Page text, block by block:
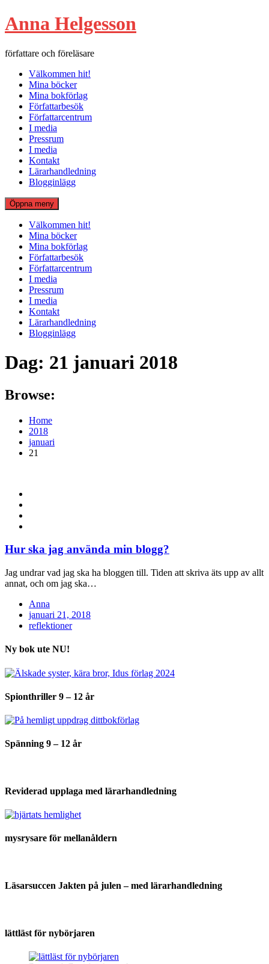
Hoppa
till
Anna Helgesson
författare och föreläsare
Välkommen hit!
Mina böcker
Mina bokförlag
Författarbesök
Författarcentrum
I media
Pressrum
I media
Kontakt
Lärarhandledning
Blogginlägg
Öppna meny
Välkommen hit!
Mina böcker
Mina bokförlag
Författarbesök
Författarcentrum
I media
Pressrum
I media
Kontakt
Lärarhandledning
Blogginlägg
Dag: 21 januari 2018
Browse:
Home
2018
januari
21
Hur ska jag använda min blogg?
Jag undrar vad jag ska ha bloggen till. Tiden att skriva äts upp av allt
annat, och om jag ska…
Anna
Posted
on
januari 21, 2018
reflektioner
Ny bok ute NU!
Spionthriller 9 – 12 år
Spänning 9 – 12 år
Reviderad upplaga med lärarhandledning
mysrysare för mellanåldern
Läsarsuccen Jakten på julen – med lärarhandledning
lättläst för nybörjaren